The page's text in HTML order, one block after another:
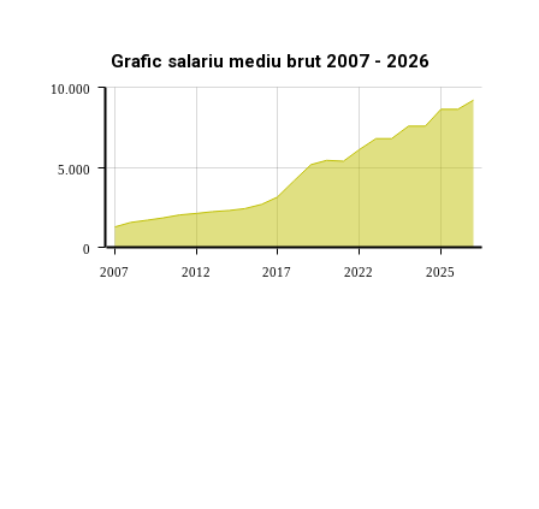
Grafic salariu mediu brut 2007 - 2026
2007 2012 2017 2022 2025
0
5.000
10.000